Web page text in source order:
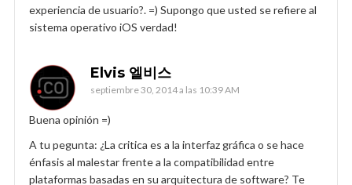
experiencia de usuario?. =) Supongo que usted se refiere al
sistema operativo iOS verdad!
Elvis 엘비스
septiembre 30, 2014 a las 10:39 AM
Buena opinión =)
A tu pegunta: ¿La critica es a la interfaz gráfica o se hace
énfasis al malestar frente a la compatibilidad entre
plataformas basadas en su arquitectura de software? Te